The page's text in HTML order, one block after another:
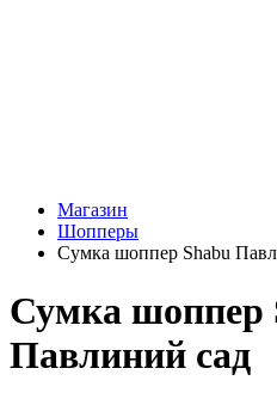
Магазин
Шопперы
Сумка шоппер Shabu
Сумка шоппер
Павлиний сад